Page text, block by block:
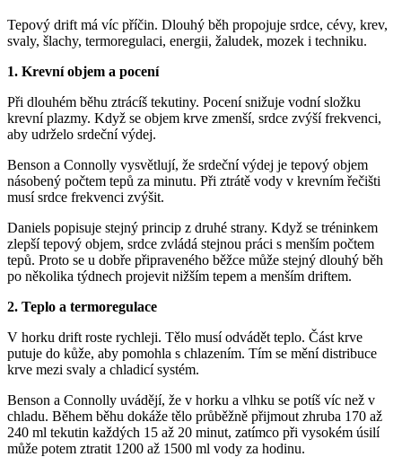
Tepový drift má víc příčin. Dlouhý běh propojuje srdce, cévy, krev,
svaly, šlachy, termoregulaci, energii, žaludek, mozek i techniku.
1. Krevní objem a pocení
Při dlouhém běhu ztrácíš tekutiny. Pocení snižuje vodní složku
krevní plazmy. Když se objem krve zmenší, srdce zvýší frekvenci,
aby udrželo srdeční výdej.
Benson a Connolly vysvětlují, že srdeční výdej je tepový objem
násobený počtem tepů za minutu. Při ztrátě vody v krevním řečišti
musí srdce frekvenci zvýšit.
Daniels popisuje stejný princip z druhé strany. Když se tréninkem
zlepší tepový objem, srdce zvládá stejnou práci s menším počtem
tepů. Proto se u dobře připraveného běžce může stejný dlouhý běh
po několika týdnech projevit nižším tepem a menším driftem.
2. Teplo a termoregulace
V horku drift roste rychleji. Tělo musí odvádět teplo. Část krve
putuje do kůže, aby pomohla s chlazením. Tím se mění distribuce
krve mezi svaly a chladicí systém.
Benson a Connolly uvádějí, že v horku a vlhku se potíš víc než v
chladu. Během běhu dokáže tělo průběžně přijmout zhruba 170 až
240 ml tekutin každých 15 až 20 minut, zatímco při vysokém úsilí
může potem ztratit 1200 až 1500 ml vody za hodinu.